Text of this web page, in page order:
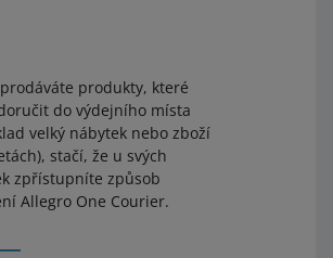
Kč
Kč
Kč
produkty, které
do výdejního místa
velký nábytek nebo zboží
stačí, že u svých
zpřístupníte způsob
Allegro One Courier.